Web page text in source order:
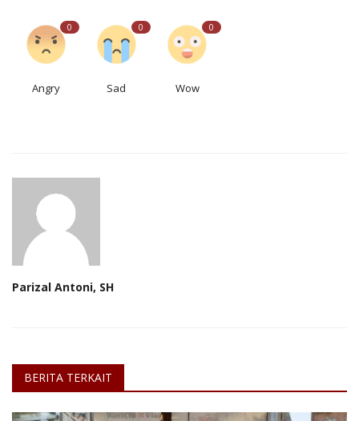
0
Angry
0
Sad
0
Wow
Parizal Antoni, SH
BERITA TERKAIT